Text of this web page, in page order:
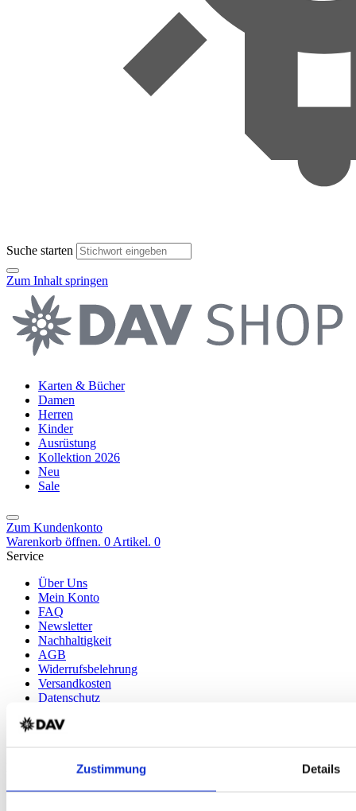
Zustimmung Details
Suche starten
Zum Inhalt springen
Karten & Bücher
Damen
Herren
Kinder
Ausrüstung
Kollektion 2026
Neu
Sale
Zum Kundenkonto
Warenkorb öffnen. 0 Artikel. 0
Service
Über Uns
Mein Konto
FAQ
Newsletter
Nachhaltigkeit
AGB
Widerrufsbelehrung
Versandkosten
Datenschutz
Erklärung zur Barrierefreiheit
Karten & Bücher